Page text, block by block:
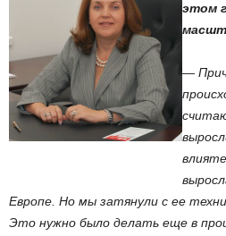
этом
—
Европе. Но мы затянули с ее
Это нужно было делать еще в